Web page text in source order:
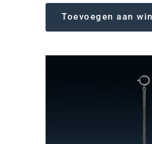
Toevoegen aan